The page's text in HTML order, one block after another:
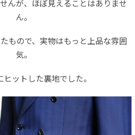
んが、ほぼ見えることはありませ
ん。
もので、実物はもっと上品な雰囲
気。
ヒットした裏地でした。